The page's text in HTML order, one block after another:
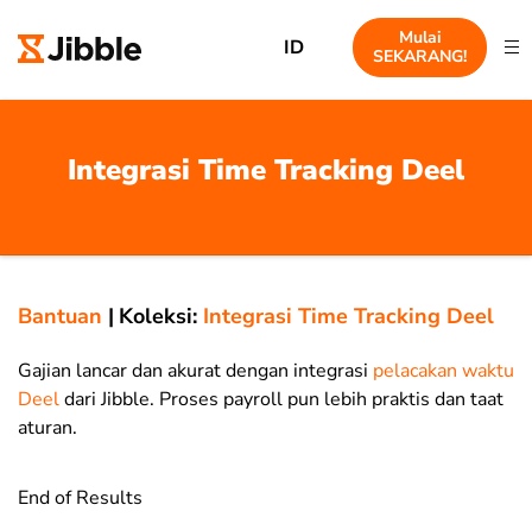
ID
Mulai
SEKARANG!
Integrasi Time Tracking Deel
Bantuan | Koleksi: Integrasi Time Tracking Deel
Gajian lancar dan akurat dengan integrasi pelacakan waktu
Deeldari Jibble. Proses payroll pun lebih praktis dan taat
aturan.
End of Results